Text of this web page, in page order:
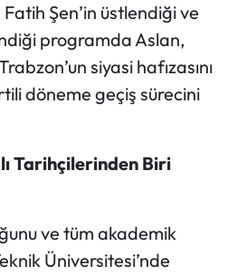
Şen’in üstlendiği ve
programda Aslan,
siyasi hafızasını
döneme geçiş sürecini
Tarihçilerinden Biri
ve tüm akademik
Üniversitesi’nde